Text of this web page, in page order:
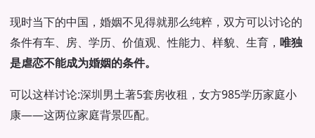
现时当下的中国，婚姻不见得就那么纯粹，双方可以讨论的
条件有车、房、学历、价值观、性能力、样貌、生育， 唯独
是虐恋不能成为婚姻的条件。
可以这样讨论:深圳男土著5套房收租，女方985学历家庭小
康——这两位家庭背景匹配。